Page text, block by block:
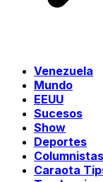
Venezuela
Mundo
EEUU
Sucesos
Show
Deportes
Columnistas
Caraota